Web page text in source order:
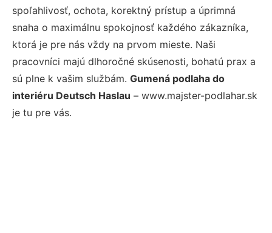
spoľahlivosť, ochota, korektný prístup a úprimná
snaha o maximálnu spokojnosť každého zákazníka,
ktorá je pre nás vždy na prvom mieste. Naši
pracovníci majú dlhoročné skúsenosti, bohatú prax a
sú plne k vašim službám. Gumená podlaha do
interiéru Deutsch Haslau – www.majster-podlahar.sk
je tu pre vás.